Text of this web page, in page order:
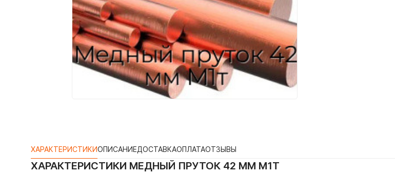
ХАРАКТЕРИСТИКИОПИСАНИЕДОСТАВКАОПЛАТАОТЗЫВЫ
ХАРАКТЕРИСТИКИ МЕДНЫЙ ПРУТОК 42 ММ М1Т